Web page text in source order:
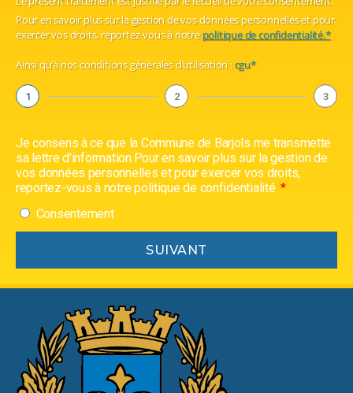
Pour en savoir plus sur la gestion de vos données personnelles et pour
exercer vos droits, reportez-vous à notrepolitique de confidentialité.*
Ainsi qu’à nos conditions générales d’utilisation :cgu*
1 2 3
Je consens à ce que la Commune de Barjols me transmette
sa lettre d’information.Pour en savoir plus sur la gestion de
vos données personnelles et pour exercer vos droits,
reportez-vous à notre politique de confidentialité
Consentement
SUIVANT